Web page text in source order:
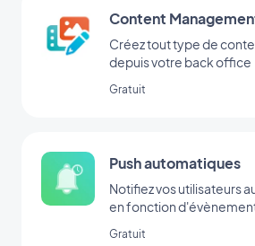
Content
Créez tout type de
depuis votre back office
Gratuit
Push automatiques
Notifiez vos utilisateurs
en fonction
Gratuit